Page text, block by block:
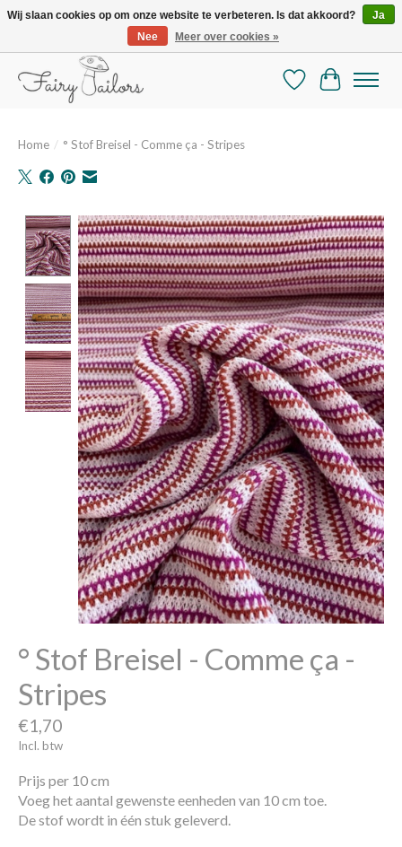
De mooiste online selectie stoffen en mercerie
Verlanglijst
Home / ° Stof Breisel - Comme ça - Stripes
Product image slideshow Items
° Stof Breisel - Comme ça -
Stripes
€1,70
Incl. btw
Prijs per 10 cm
Voeg het aantal gewenste eenheden van 10 cm toe.
De stof wordt in één stuk geleverd.
Wij slaan cookies op om onze website te verbeteren. Is dat akkoord?
Ja
Nee
Meer over cookies »